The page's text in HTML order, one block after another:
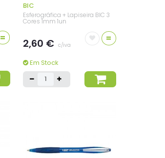
=
BIC
Esferográfica + Lapiseira BIC 3
Cores 1mm 1un
2,60 € c/iva
=
Em Stock